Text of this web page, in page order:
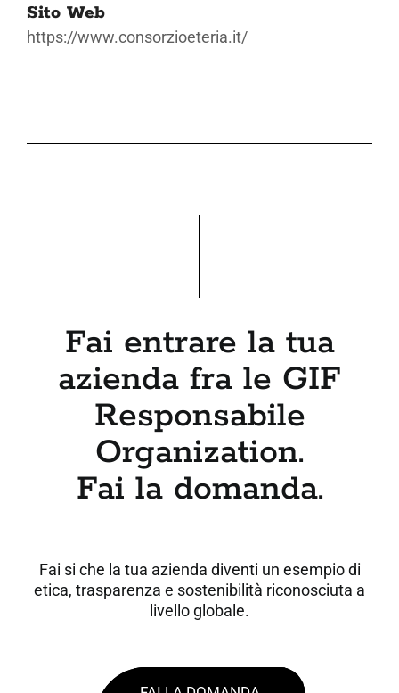
Sito Web
https://www.consorzioeteria.it/
Fai entrare la tua
azienda fra le GIF
Responsabile
Organization.
Fai la domanda.
Fai si che la tua azienda diventi un esempio di
etica, trasparenza e sostenibilità riconosciuta a
livello globale.